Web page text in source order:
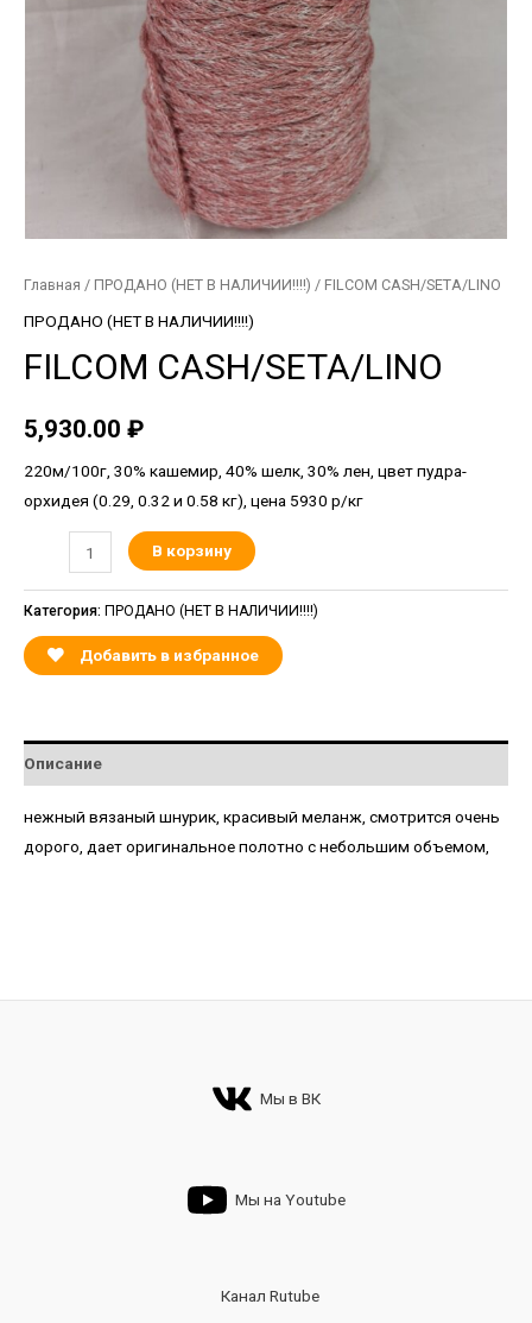
Главная / ПРОДАНО (НЕТ В НАЛИЧИИ!!!!) / FILCOM CASH/SETA/LINO
ПРОДАНО (НЕТ В НАЛИЧИИ!!!!)
FILCOM CASH/SETA/LINO
5,930.00 ₽
220м/100г, 30% кашемир, 40% шелк, 30% лен, цвет пудра-
орхидея (0.29, 0.32 и 0.58 кг), цена 5930 р/кг
В корзину
Категория: ПРОДАНО (НЕТ В НАЛИЧИИ!!!!)
Добавить в избранное
Описание
нежный вязаный шнурик, красивый меланж, смотрится очень
дорого, дает оригинальное полотно с небольшим объемом,
Мы в ВК
Мы на Youtube
Канал Rutube